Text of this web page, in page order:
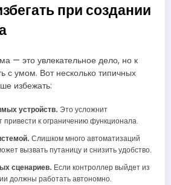
при создании
— это увлекательное дело, но к
с умом. Вот несколько типичных
избежать:
устройств. Это усложнит
к ограничению функционала.
Слишком много автоматизаций
вызвать путаницу и снизить удобство.
сценариев. Если контроллер выйдет из
должны работать автономно.